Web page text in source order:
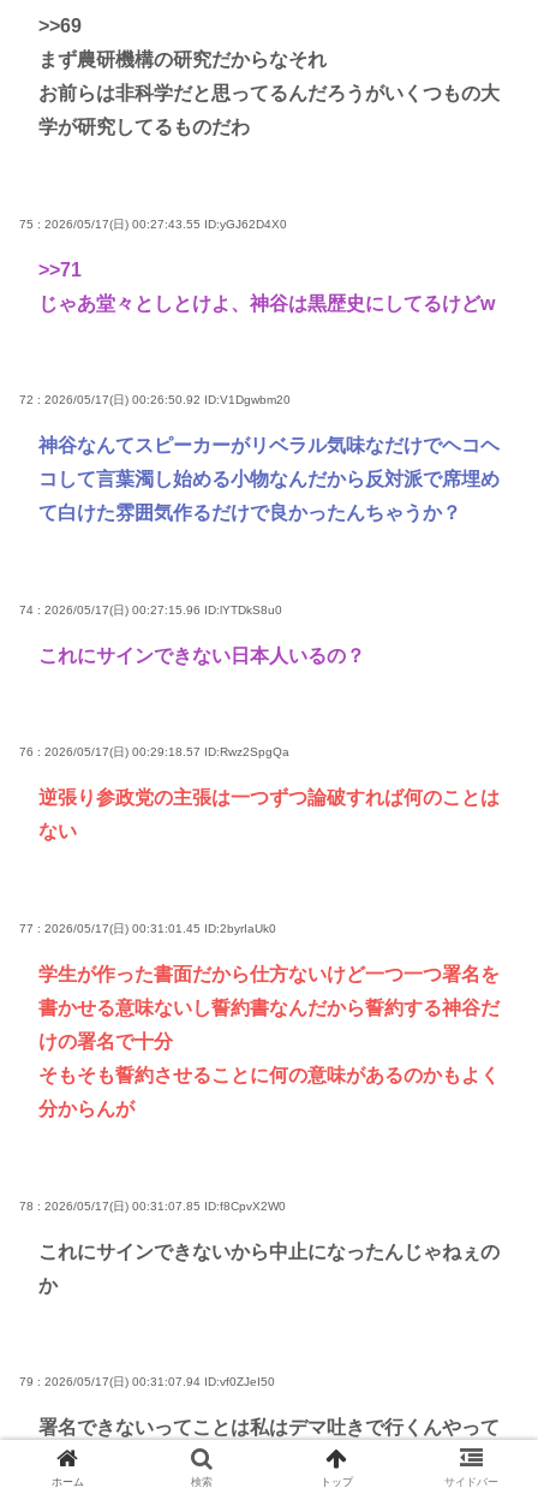
>>69
まず農研機構の研究だからなそれ
お前らは非科学だと思ってるんだろうがいくつもの大
学が研究してるものだわ
75 : 2026/05/17(日) 00:27:43.55 ID:yGJ62D4X0
>>71
じゃあ堂々としとけよ、神谷は黒歴史にしてるけどw
72 : 2026/05/17(日) 00:26:50.92 ID:V1Dgwbm20
神谷なんてスピーカーがリベラル気味なだけでヘコヘ
コして言葉濁し始める小物なんだから反対派で席埋め
て白けた雰囲気作るだけで良かったんちゃうか？
74 : 2026/05/17(日) 00:27:15.96 ID:lYTDkS8u0
これにサインできない日本人いるの？
76 : 2026/05/17(日) 00:29:18.57 ID:Rwz2SpgQa
逆張り参政党の主張は一つずつ論破すれば何のことは
ない
77 : 2026/05/17(日) 00:31:01.45 ID:2byrIaUk0
学生が作った書面だから仕方ないけど一つ一つ署名を
書かせる意味ないし誓約書なんだから誓約する神谷だ
けの署名で十分
そもそも誓約させることに何の意味があるのかもよく
分からんが
78 : 2026/05/17(日) 00:31:07.85 ID:f8CpvX2W0
これにサインできないから中止になったんじゃねぇの
か
79 : 2026/05/17(日) 00:31:07.94 ID:vf0ZJeI50
署名できないってことは私はデマ吐きで行くんやって
認めたことだろ
ホーム 検索 トップ サイドバー